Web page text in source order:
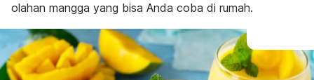
olahan mangga yang bisa Anda coba di rumah.